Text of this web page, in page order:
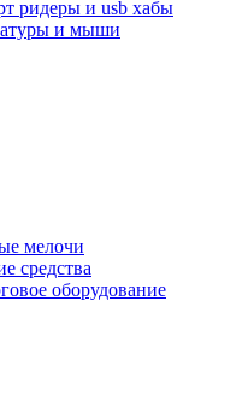
ридеры и usb хабы
и мыши
мелочи
средства
оборудование